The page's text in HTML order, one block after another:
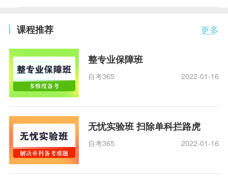
更多
课程推荐
整专业保障班
自考365 2022-01-16
无忧实验班 扫除单科拦路虎
自考365 2022-01-16